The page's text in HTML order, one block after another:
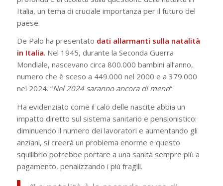
Italia, un tema di cruciale importanza per il futuro del
paese.
De Palo ha presentato dati allarmanti sulla natalità
in Italia. Nel 1945, durante la Seconda Guerra
Mondiale, nascevano circa 800.000 bambini all’anno,
numero che è sceso a 449.000 nel 2000 e a 379.000
nel 2024. “Nel 2024 saranno ancora di meno“.
Ha evidenziato come il calo delle nascite abbia un
impatto diretto sul sistema sanitario e pensionistico:
diminuendo il numero dei lavoratori e aumentando gli
anziani, si creerà un problema enorme e questo
squilibrio potrebbe portare a una sanità sempre più a
pagamento, penalizzando i più fragili.